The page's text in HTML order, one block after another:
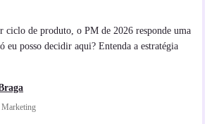
ciclo de produto, o PM de 2026 responde uma
eu posso decidir aqui? Entenda a estratégia
Marketing